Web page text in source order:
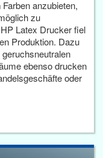
anzubieten,
zu
Latex Drucker fiel
Produktion. Dazu
ebenso drucken
oder